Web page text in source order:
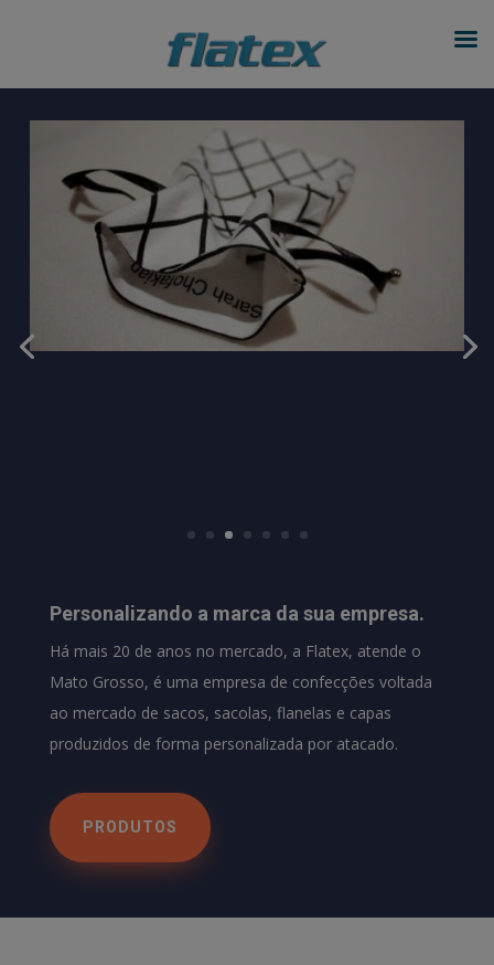
Personalizando a marca da sua empresa.
Há mais 20 de anos no mercado, a Flatex, atende o
Mato Grosso, é uma empresa de confecções voltada
ao mercado de sacos, sacolas, flanelas e capas
produzidos de forma personalizada por atacado.
PRODUTOS